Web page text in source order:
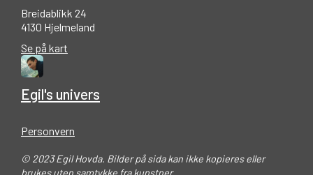
Breidablikk 24
4130 Hjelmeland
Se på kart
Egil's univers
Personvern
© 2023 Egil Hovda. Bilder på sida kan ikke kopieres eller